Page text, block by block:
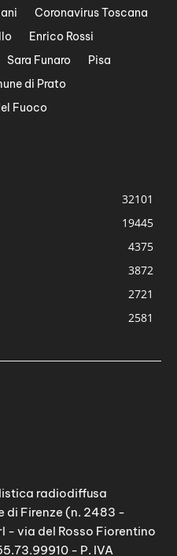
Coronavirus Toscana
Enrico Rossi
Sara Funaro
Pisa
di Prato
Fuoco
32101
19445
4375
3872
2721
2581
radiodiffusa
di Firenze (n. 2483 -
- via del Rosso Fiorentino
- P. IVA